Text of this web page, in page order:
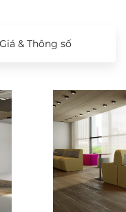
Giá & Thông số